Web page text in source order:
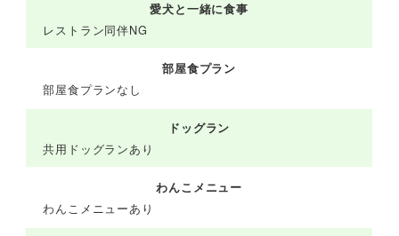
愛犬と一緒に食事
レストラン同伴NG
部屋食プラン
部屋食プランなし
ドッグラン
共用ドッグランあり
わんこメニュー
わんこメニューあり